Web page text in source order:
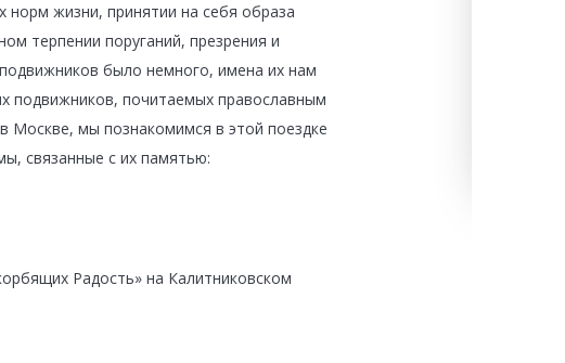
норм жизни, принятии на себя образа
терпении поруганий, презрения и
было немного, имена их нам
подвижников, почитаемых православным
мы познакомимся в этой поездке
связанные с их памятью:
Радость» на Калитниковском